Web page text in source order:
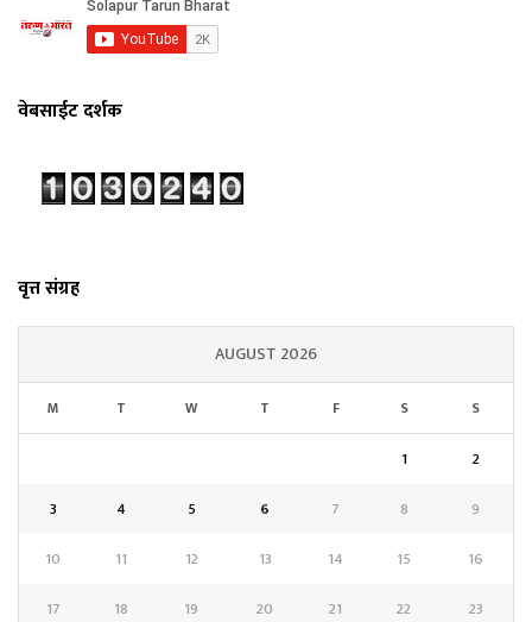
वेबसाईट दर्शक
वृत्त संग्रह
AUGUST 2026
M T W T F S S
1
2
3
4 5 6 7 8
9
10
11 12 13 14 15
16
17
18 19 20 21 22 23